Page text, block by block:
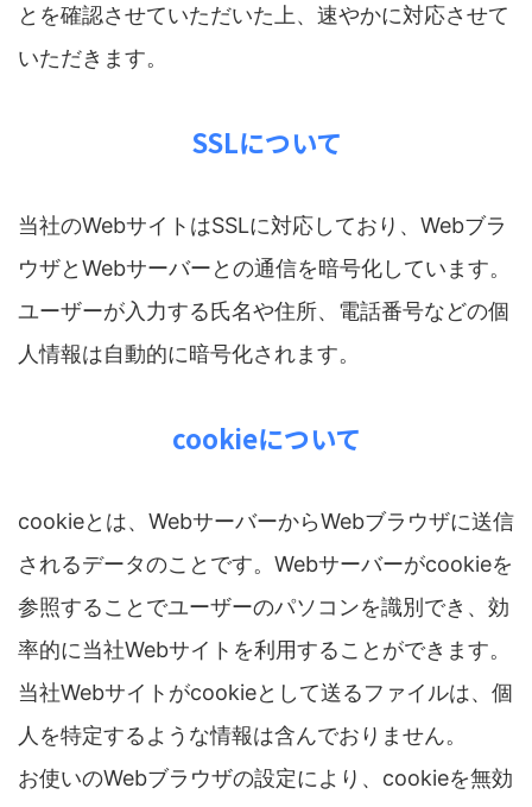
とを確認させていただいた上、速やかに対応させて
いただきます。
SSLについて
当社のWebサイトはSSLに対応しており、Webブラ
ウザとWebサーバーとの通信を暗号化しています。
ユーザーが入力する氏名や住所、電話番号などの個
人情報は自動的に暗号化されます。
cookieについて
cookieとは、WebサーバーからWebブラウザに送信
されるデータのことです。Webサーバーがcookieを
参照することでユーザーのパソコンを識別でき、効
率的に当社Webサイトを利用することができます。
当社Webサイトがcookieとして送るファイルは、個
人を特定するような情報は含んでおりません。
お使いのWebブラウザの設定により、cookieを無効